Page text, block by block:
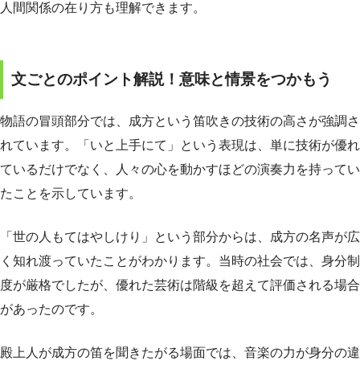
人間関係の在り方も理解できます。
文ごとのポイント解説！意味と情景をつかもう
物語の冒頭部分では、成方という笛吹きの技術の高さが強調さ
れています。「いと上手にて」という表現は、単に技術が優れ
ているだけでなく、人々の心を動かすほどの演奏力を持ってい
たことを示しています。
「世の人もてはやしけり」という部分からは、成方の名声が広
く知れ渡っていたことがわかります。当時の社会では、身分制
度が厳格でしたが、優れた芸術は階級を超えて評価される場合
があったのです。
殿上人が成方の笛を聞きたがる場面では、音楽の力が身分の違